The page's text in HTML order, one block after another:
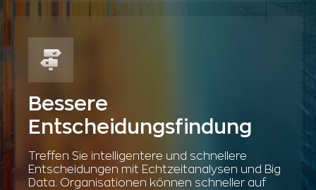
Bessere
Entscheidungsfindung
Treffen Sie intelligentere und schnellere
Entscheidungen mit Echtzeitanalysen und Big
Data. Organisationen können schneller auf